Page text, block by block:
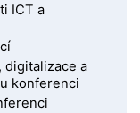
ICT a
digitalizace a
konferenci